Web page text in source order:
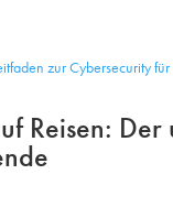
Reisen: